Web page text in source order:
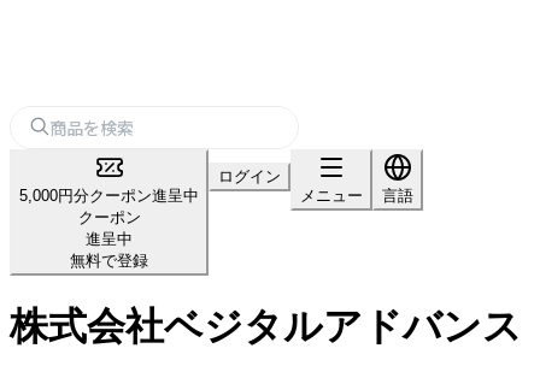
5,000円分クーポン進呈中
クーポン
進呈中
無料で登録
ログイン
メニュー
言語
株式会社ベジタルアドバンス